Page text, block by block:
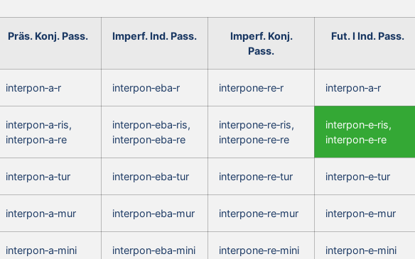
Präs. Konj. Pass. Imperf. Ind. Pass.
Imperf. Konj.
Pass.
Fut. I Ind. Pass.
interpon‑a‑r interpon‑eba‑r interpone‑re‑r interpon‑a‑r
interpon‑a‑ris,
interpon‑a‑re
interpon‑eba‑ris,
interpon‑eba‑re
interpone‑re‑ris,
interpone‑re‑re
interpon‑e‑ris,
interpon‑e‑re
interpon‑a‑tur interpon‑eba‑tur interpone‑re‑tur interpon‑e‑tur
interpon‑a‑mur interpon‑eba‑mur interpone‑re‑mur interpon‑e‑mur
interpon‑a‑mini interpon‑eba‑mini interpone‑re‑mini interpon‑e‑mini